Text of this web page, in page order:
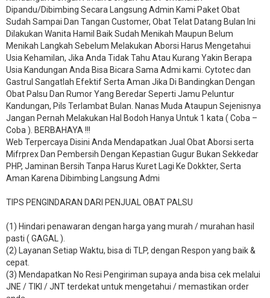
Dipandu/Dibimbing Secara Langsung Admin Kami Paket Obat
Sudah Sampai Dan Tangan Customer, Obat Telat Datang Bulan Ini
Dilakukan Wanita Hamil Baik Sudah Menikah Maupun Belum
Menikah Langkah Sebelum Melakukan Aborsi Harus Mengetahui
Usia Kehamilan, Jika Anda Tidak Tahu Atau Kurang Yakin Berapa
Usia Kandungan Anda Bisa Bicara Sama Admi kami. Cytotec dan
Gastrul Sangatlah Efektif Serta Aman Jika Di Bandingkan Dengan
Obat Palsu Dan Rumor Yang Beredar Seperti Jamu Peluntur
Kandungan, Pils Terlambat Bulan. Nanas Muda Ataupun Sejenisnya
Jangan Pernah Melakukan Hal Bodoh Hanya Untuk 1 kata ( Coba –
Coba ). BERBAHAYA !!!
Web Terpercaya Disini Anda Mendapatkan Jual Obat Aborsi serta
Mifrprex Dan Pembersih Dengan Kepastian Gugur Bukan Sekkedar
PHP, Jaminan Bersih Tanpa Harus Kuret Lagi Ke Dokkter, Serta
Aman Karena Dibimbing Langsung Admi
TIPS PENGINDARAN DARI PENJUAL OBAT PALSU
(1) Hindari penawaran dengan harga yang murah / murahan hasil
pasti ( GAGAL ).
(2) Layanan Setiap Waktu, bisa di TLP, dengan Respon yang baik &
cepat.
(3) Mendapatkan No Resi Pengiriman supaya anda bisa cek melalui
JNE / TIKI / JNT terdekat untuk mengetahui / memastikan order